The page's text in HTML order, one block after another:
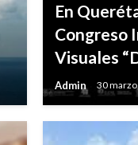
En
Congreso
Visuales
Admin 30